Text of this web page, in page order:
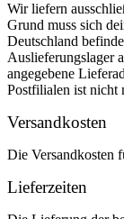
Wir liefern
Grund muss sich
Deutschland
Auslieferungslager
angegebene
Postfilialen ist nicht
Versandkosten
Die Versandkosten
Lieferzeiten